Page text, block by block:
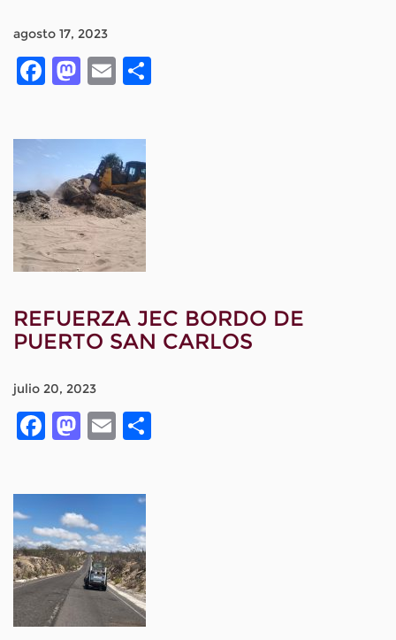
agosto 17, 2023
Facebook
Mastodon
Email
REFUERZA JEC BORDO DE
PUERTO SAN CARLOS
julio 20, 2023
Facebook
Mastodon
Email